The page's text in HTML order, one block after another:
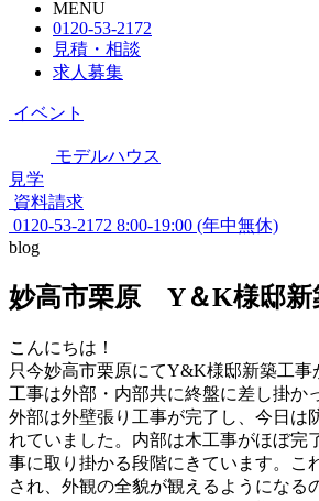
MENU
0120-53-2172
見積・相談
求人募集
イベント
モデルハウス
見学
資料請求
0120-53-2172 8:00-19:00 (年中無休)
blog
妙高市栗原 Y＆K様邸新
こんにちは！
只今妙高市栗原にてY&K様邸新築工事
工事は外部・内部共に終盤に差し掛か
外部は外壁張り工事が完了し、今日は
れていました。内部は木工事がほぼ完
事に取り掛かる段階にきています。こ
され、外観の全貌が観えるようになる